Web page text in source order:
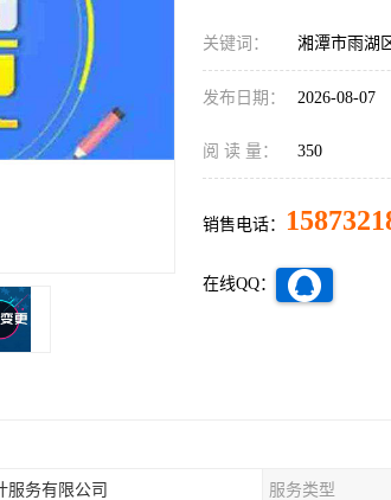
关键词： 湘潭市雨湖
发布日期： 2026-08-07
阅 读 量： 350
销售电话：
在线QQ：
服务有限公司 服务类型